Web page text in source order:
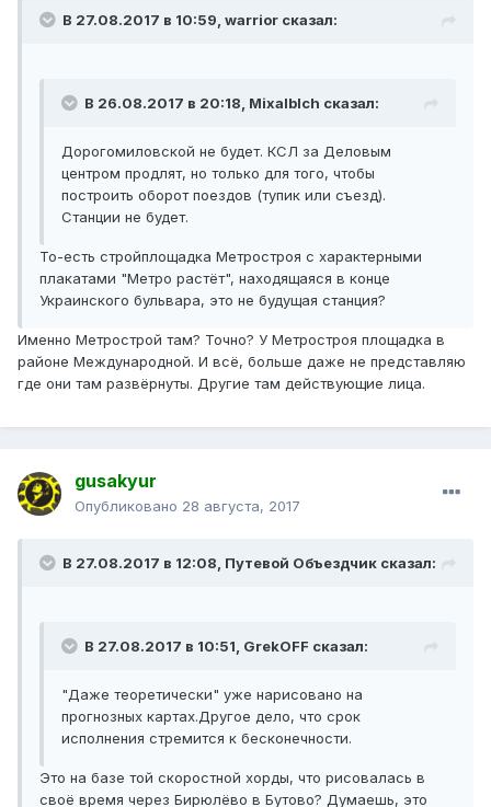
В 27.08.2017 в 10:59, warrior сказал:
В 26.08.2017 в 20:18, Mixalblch сказал:
Дорогомиловской не будет. КСЛ за Деловым
центром продлят, но только для того, чтобы
построить оборот поездов (тупик или съезд).
Станции не будет.
То-есть стройплощадка Метростроя с характерными
плакатами "Метро растёт", находящаяся в конце
Украинского бульвара, это не будущая станция?
Именно Метрострой там? Точно? У Метростроя площадка в
районе Международной. И всё, больше даже не представляю
где они там развёрнуты. Другие там действующие лица.
gusakyur
Опубликовано 28 августа, 2017
В 27.08.2017 в 12:08, Путевой Объездчик сказал:
В 27.08.2017 в 10:51, GrekOFF сказал:
"Даже теоретически" уже нарисовано на
прогнозных картах.Другое дело, что срок
исполнения стремится к бесконечности.
Это на базе той скоростной хорды, что рисовалась в
своё время через Бирюлёво в Бутово? Думаешь, это